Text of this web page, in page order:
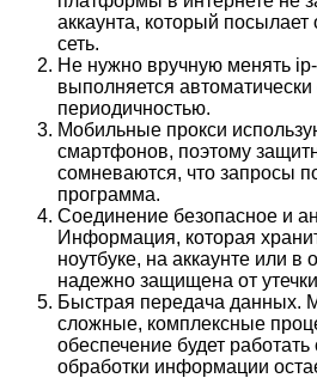
аккаунта, который
сеть.
Не нужно вручную менять
выполняется автоматически
периодичностью.
Мобильные прокси
смартфонов, поэтому
сомневаются, что запросы
программа.
Соединение безопасное и
Информация, которая
ноутбуке, на аккаунте или
надежно защищена от
Быстрая передача данных.
сложные, комплексные
обеспечение будет работать
обработки информации